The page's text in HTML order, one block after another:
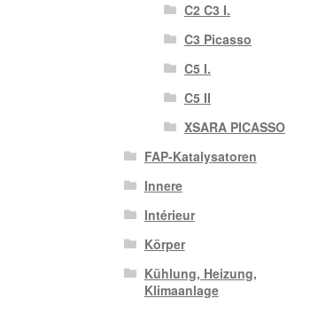
C2 C3 I.
C3 Picasso
C5 I.
C5 II
XSARA PICASSO
FAP-Katalysatoren
Innere
Intérieur
Körper
Kühlung, Heizung,
Klimaanlage